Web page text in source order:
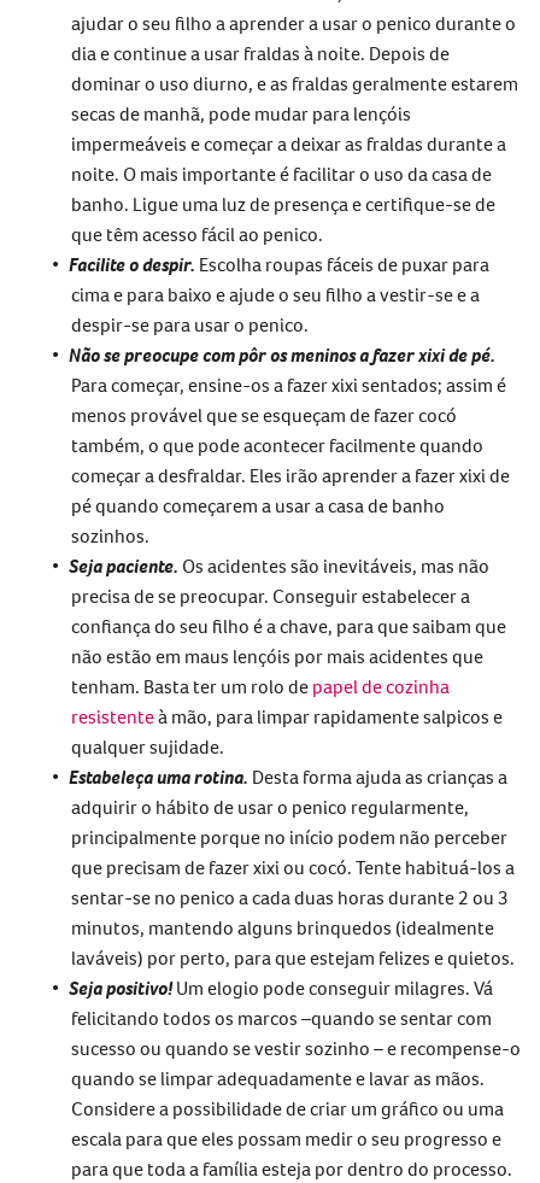
ajudar o seu filho a aprender a usar o penico durante o
dia e continue a usar fraldas à noite. Depois de
dominar o uso diurno, e as fraldas geralmente estarem
secas de manhã, pode mudar para lençóis
impermeáveis e começar a deixar as fraldas durante a
noite. O mais importante é facilitar o uso da casa de
banho. Ligue uma luz de presença e certifique-se de
que têm acesso fácil ao penico.
Facilite o despir. Escolha roupas fáceis de puxar para
cima e para baixo e ajude o seu filho a vestir-se e a
despir-se para usar o penico.
Não se preocupe com pôr os meninos a fazer xixi de pé.
Para começar, ensine-os a fazer xixi sentados; assim é
menos provável que se esqueçam de fazer cocó
também, o que pode acontecer facilmente quando
começar a desfraldar. Eles irão aprender a fazer xixi de
pé quando começarem a usar a casa de banho
sozinhos.
Seja paciente. Os acidentes são inevitáveis, mas não
precisa de se preocupar. Conseguir estabelecer a
confiança do seu filho é a chave, para que saibam que
não estão em maus lençóis por mais acidentes que
tenham. Basta ter um rolo de papel de cozinha
resistenteà mão, para limpar rapidamente salpicos e
qualquer sujidade.
Estabeleça uma rotina. Desta forma ajuda as crianças a
adquirir o hábito de usar o penico regularmente,
principalmente porque no início podem não perceber
que precisam de fazer xixi ou cocó. Tente habituá-los a
sentar-se no penico a cada duas horas durante 2 ou 3
minutos, mantendo alguns brinquedos (idealmente
laváveis) por perto, para que estejam felizes e quietos.
Seja positivo!Um elogio pode conseguir milagres. Vá
felicitando todos os marcos –quando se sentar com
sucesso ou quando se vestir sozinho – e recompense-o
quando se limpar adequadamente e lavar as mãos.
Considere a possibilidade de criar um gráfico ou uma
escala para que eles possam medir o seu progresso e
para que toda a família esteja por dentro do processo.